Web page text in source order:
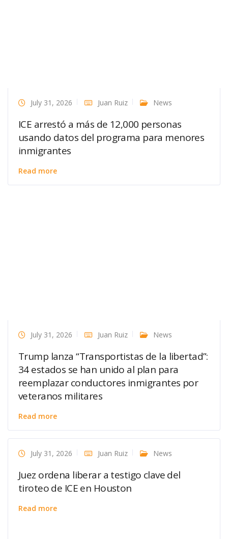
July 31, 2026 Juan Ruiz News
ICE arrestó a más de 12,000 personas
usando datos del programa para menores
inmigrantes
Read more
July 31, 2026 Juan Ruiz News
Trump lanza “Transportistas de la libertad”:
34 estados se han unido al plan para
reemplazar conductores inmigrantes por
veteranos militares
Read more
July 31, 2026 Juan Ruiz News
Juez ordena liberar a testigo clave del
tiroteo de ICE en Houston
Read more